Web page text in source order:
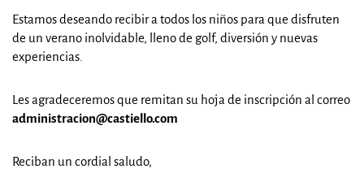
Estamos deseando recibir a todos los niños para que disfruten
de un verano inolvidable, lleno de golf, diversión y nuevas
experiencias.
Les agradeceremos que remitan su hoja de inscripción al correo
administracion@castiello.com
Reciban un cordial saludo,